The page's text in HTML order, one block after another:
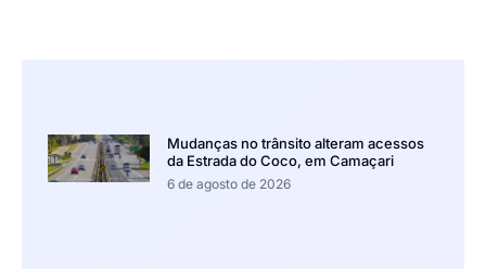
Mudanças no trânsito alteram acessos
da Estrada do Coco, em Camaçari
6 de agosto de 2026